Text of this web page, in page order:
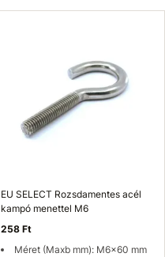
EU SELECT Rozsdamentes acél
kampó menettel M6
258 Ft
Méret (Maxb mm): M6x60 mm